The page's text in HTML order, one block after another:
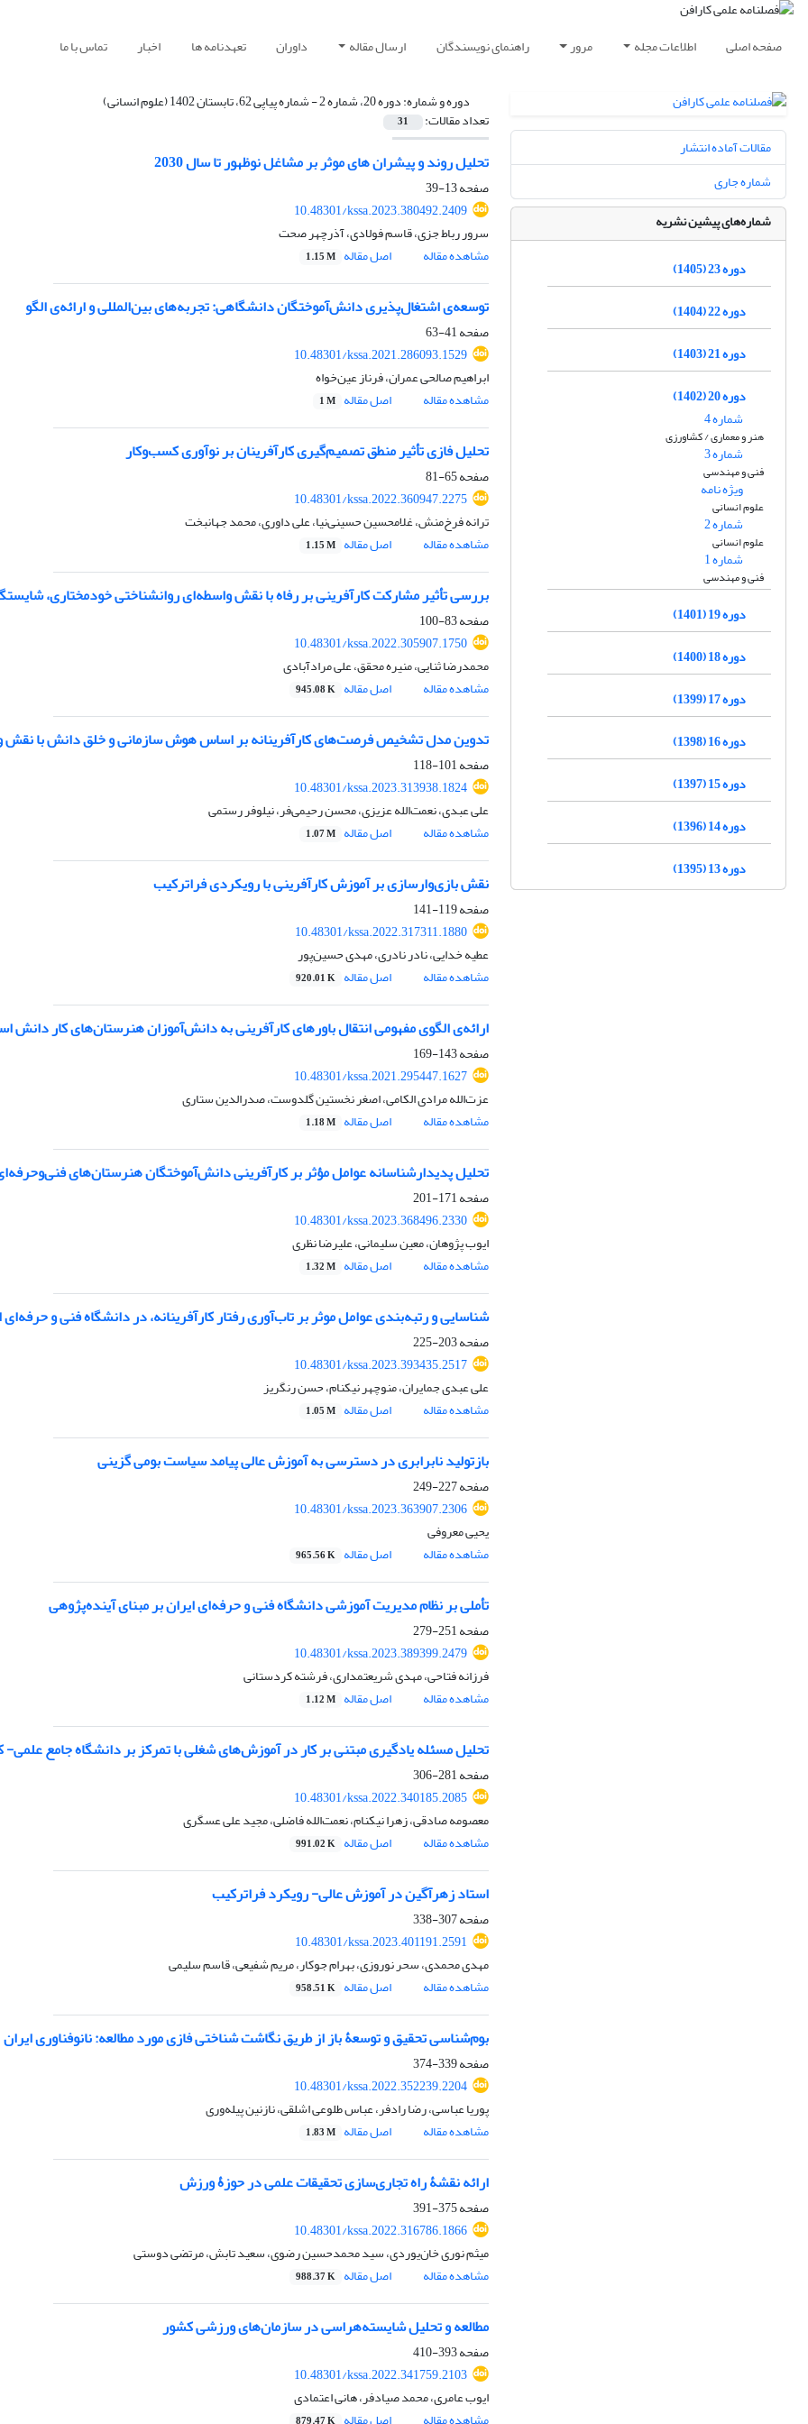
صفحه اصلی اطلاعات مجله مرور راهنمای نویسندگان ارسال مقاله داوران تعهدنامه ها اخبار تماس با ما
دوره و شماره:دوره 20، شماره 2 - شماره پیاپی 62، تابستان 1402 (علوم انسانی)
تعداد مقالات: 31
تحلیل روند و پیشران های موثر بر مشاغل نوظهور تا سال 2030
صفحه13-39
10.48301/kssa.2023.380492.2409
سرور رباط جزی، قاسم فولادی، آذرچهر صحت
مشاهده مقاله
اصل مقاله 1.15 M
توسعه‌ی اشتغال‌پذیری دانش‌آموختگان دانشگاهی: تجربه‌های بین‌المللی و ارائه‌ی الگو
صفحه41-63
10.48301/kssa.2021.286093.1529
ابراهیم صالحی عمران، فرناز عین‌خواه
مشاهده مقاله
اصل مقاله 1 M
تحلیل فازی تأثیر منطق تصمیم‌گیری کارآفرینان بر نوآوری کسب‌‎و‎کار
صفحه65-81
10.48301/kssa.2022.360947.2275
ترانه فرخ‌منش، غلامحسین حسینی‌نیا، علی داوری، محمد جهانبخت
مشاهده مقاله
اصل مقاله 1.15 M
بررسی تأثیر مشارکت کارآفرینی بر رفاه با نقش واسطه‌ای روانشناختی خودمختاری،
صفحه83-100
10.48301/kssa.2022.305907.1750
محمدرضا ثنایی، منیره محقق، علی مرادآبادی
مشاهده مقاله
اصل مقاله 945.08 K
تدوین مدل تشخیص فرصت‌های کارآفرینانه بر اساس هوش سازمانی و خلق دانش با
صفحه101-118
10.48301/kssa.2023.313938.1824
علی عبدی، نعمت‌الله عزیزی، محسن رحیمی‌فر، نیلوفر رستمی
مشاهده مقاله
اصل مقاله 1.07 M
نقش بازی‌وارسازی بر آموزش کارآفرینی با رویکردی فراترکیب
صفحه119-141
10.48301/kssa.2022.317311.1880
عطیه خدایی، نادر نادری، مهدی حسین‌پور
مشاهده مقاله
اصل مقاله 920.01 K
ارائه‌ی الگوی مفهومی انتقال باورهای کارآفرینی به دانش‌آموزان هنرستان‌های کار دانش
صفحه143-169
10.48301/kssa.2021.295447.1627
عزت‌الله مرادی الکامی، اصغر نخستین گلدوست، صدرالدین ستاری
مشاهده مقاله
اصل مقاله 1.18 M
تحلیل پدیدارشناسانه عوامل مؤثر بر کارآفرینی دانش‌آموختگان هنرستان‌های
صفحه171-201
10.48301/kssa.2023.368496.2330
ایوب پژوهان، معین سلیمانی، علیرضا نظری
مشاهده مقاله
اصل مقاله 1.32 M
شناسایی و رتبه‌بندی عوامل موثر بر تاب‌آوری رفتار کارآفرینانه، در دانشگاه فنی و حرفه‌ای
صفحه203-225
10.48301/kssa.2023.393435.2517
علی عبدی جمایران، منوچهر نیکنام، حسن رنگریز
مشاهده مقاله
اصل مقاله 1.05 M
بازتولید نابرابری در دسترسی به آموزش عالی پیامد سیاست بومی گزینی
صفحه227-249
10.48301/kssa.2023.363907.2306
یحیی معروفی
مشاهده مقاله
اصل مقاله 965.56 K
تأملی بر نظام مدیریت آموزشی دانشگاه فنی و حرفه‌ای ایران بر مبنای آینده‌پژوهی
صفحه251-279
10.48301/kssa.2023.389399.2479
فرزانه فتاحی، مهدی شریعتمداری، فرشته کردستانی
مشاهده مقاله
اصل مقاله 1.12 M
تحلیل مسئله یادگیری مبتنی بر کار در آموزش‌های شغلی با تمرکز بر دانشگاه جامع علمی-
صفحه281-306
10.48301/kssa.2022.340185.2085
معصومه صادقی، زهرا نیکنام، نعمت‌الله فاضلی، مجید علی عسگری
مشاهده مقاله
اصل مقاله 991.02 K
استاد زهرآگین در آموزش عالی- رویکرد فراترکیب
صفحه307-338
10.48301/kssa.2023.401191.2591
مهدی محمدی، سحر نوروزی، بهرام جوکار، مریم شفیعی، قاسم سلیمی
مشاهده مقاله
اصل مقاله 958.51 K
بوم‌شناسی تحقیق و توسعۀ باز از طریق نگاشت شناختی فازی مورد مطالعه: نانوفناوری ایران
صفحه339-374
10.48301/kssa.2022.352239.2204
پوریا عباسی، رضا رادفر، عباس طلوعی اشلقی، نازنین پیله‌وری
مشاهده مقاله
اصل مقاله 1.83 M
ارائه نقشۀ راه تجاری‌سازی تحقیقات علمی در حوزۀ ورزش
صفحه375-391
10.48301/kssa.2022.316786.1866
میثم نوری خان‌یوردی، سید محمدحسین رضوی، سعید تابش، مرتضی دوستی
مشاهده مقاله
اصل مقاله 988.37 K
مطالعه و تحلیل شایسته‌هراسی در سازمان‌های ورزشی کشور
صفحه393-410
10.48301/kssa.2022.341759.2103
ایوب عامری، محمد صیادفر، هانی اعتمادی
مقالات آماده انتشار
شماره جاری
شماره‌های پیشین نشریه
دوره 23 (1405)
دوره 22 (1404)
دوره 21 (1403)
دوره 20 (1402)
شماره 4
هنر و معماری / کشاورزی
شماره 3
فنی و مهندسی
ویژه نامه
علوم انسانی
شماره 2
علوم انسانی
شماره 1
فنی و مهندسی
دوره 19 (1401)
دوره 18 (1400)
دوره 17 (1399)
دوره 16 (1398)
دوره 15 (1397)
دوره 14 (1396)
دوره 13 (1395)